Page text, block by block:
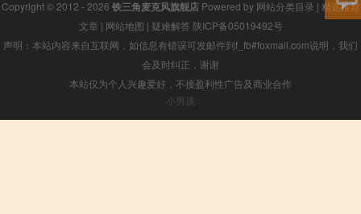
Copyright © 2012 - 2026 铁三角麦克风旗舰店Powered by 网站分类目录 | 精选推荐
文章 | 网站地图 | 疑难解答 陕ICP备05019492号
声明：本站内容来自互联网，如信息有错误可发邮件到f_fb#foxmail.com说明，我们
会及时纠正，谢谢
本站仅为个人兴趣爱好，不接盈利性广告及商业合作
小男孩